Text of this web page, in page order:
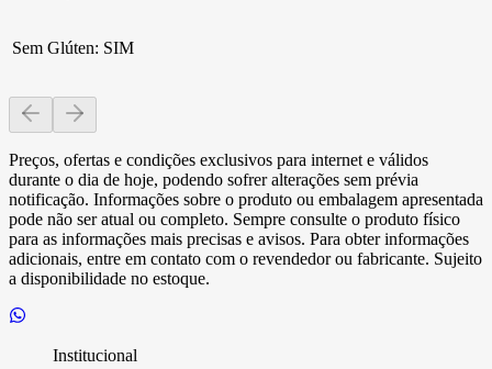
Sem Glúten: SIM
Preços, ofertas e condições exclusivos para internet e válidos
durante o dia de hoje, podendo sofrer alterações sem prévia
notificação. Informações sobre o produto ou embalagem apresentada
pode não ser atual ou completo. Sempre consulte o produto físico
para as informações mais precisas e avisos. Para obter informações
adicionais, entre em contato com o revendedor ou fabricante. Sujeito
a disponibilidade no estoque.
Institucional